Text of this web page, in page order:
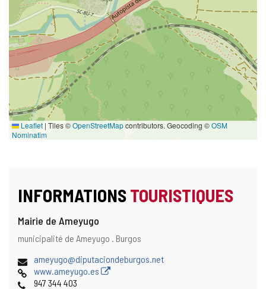
Leaflet | Tiles ©OpenStreetMapcontributors. Geocoding ©OSM
Nominatim
INFORMATIONSTOURISTIQUES
Mairie de Ameyugo
Adresse
Adresse
municipalité de Ameyugo . Burgos
Adresse
de
courrier
ameyugo@diputaciondeburgos.net
Page
Web
www.ameyugo.es
Téléphones
947 344 403